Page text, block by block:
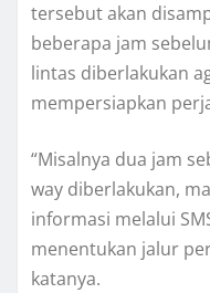
tersebut akan
beberapa jam
lintas diberlakukan
mempersiapkan
“Misalnya dua jam
way diberlakukan,
informasi melalui
menentukan jalur
katanya.